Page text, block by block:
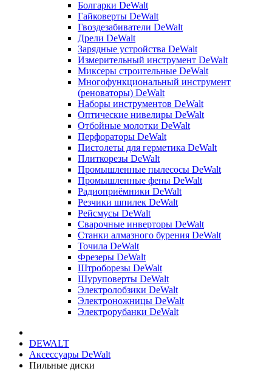
Болгарки DeWalt
Гайковерты DeWalt
Гвоздезабиватели DeWalt
Дрели DeWalt
Зарядные устройства DeWalt
Измерительный инструмент DeWalt
Миксеры строительные DeWalt
Многофункциональный инструмент
(реноваторы) DeWalt
Наборы инструментов DeWalt
Оптические нивелиры DeWalt
Отбойные молотки DeWalt
Перфораторы DeWalt
Пистолеты для герметика DeWalt
Плиткорезы DeWalt
Промышленные пылесосы DeWalt
Промышленные фены DeWalt
Радиоприёмники DeWalt
Резчики шпилек DeWalt
Рейсмусы DeWalt
Сварочные инверторы DeWalt
Станки алмазного бурения DeWalt
Точила DeWalt
Фрезеры DeWalt
Штроборезы DeWalt
Шуруповерты DeWalt
Электролобзики DeWalt
Электроножницы DeWalt
Электрорубанки DeWalt
DEWALT
Аксессуары DeWalt
Пильные диски